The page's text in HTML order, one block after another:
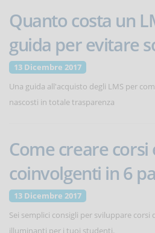
Quanto costa un
guida per evitare
13 Dicembre 2017
Una guida all'acquisto degli LMS per
nascosti in totale trasparenza
Come creare corsi
coinvolgenti in 6
13 Dicembre 2017
Sei semplici consigli per sviluppare
illuminanti per i tuoi studenti.